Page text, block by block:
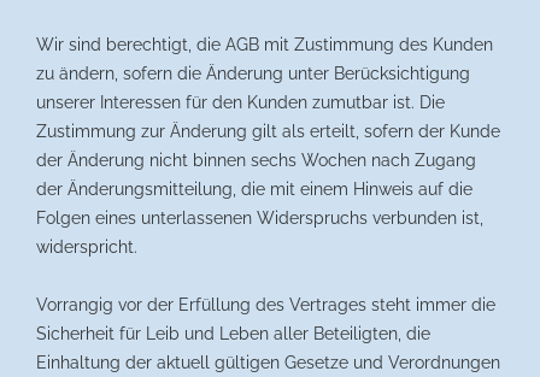
Wir sind berechtigt, die AGB mit Zustimmung des Kunden
zu ändern, sofern die Änderung unter Berücksichtigung
unserer Interessen für den Kunden zumutbar ist. Die
Zustimmung zur Änderung gilt als erteilt, sofern der Kunde
der Änderung nicht binnen sechs Wochen nach Zugang
der Änderungsmitteilung, die mit einem Hinweis auf die
Folgen eines unterlassenen Widerspruchs verbunden ist,
widerspricht.
Vorrangig vor der Erfüllung des Vertrages steht immer die
Sicherheit für Leib und Leben aller Beteiligten, die
Einhaltung der aktuell gültigen Gesetze und Verordnungen